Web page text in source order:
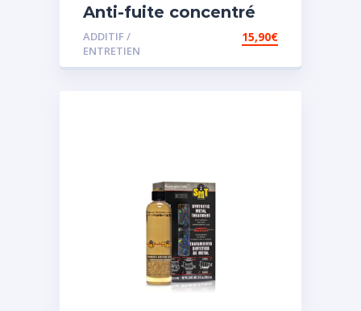
Anti-fuite concentré
pour direction
assistée
ADDITIF /
ENTRETIEN
15,90€